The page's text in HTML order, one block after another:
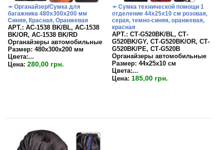
➛ Органайзер/Сумка для
багажника 480х300х200 мм
Синяя, Красная, Оранжевая
APT.: АС-1538 BK/BL, АС-1538
BK/OR, АС-1538 BK/RD
Органайзеры автомобильные
Размер: 480х300х200 мм
Цвета:...
Цена: 280,00 грн.
➛ Сумка технической помощи 1
отделение 44х25х10 см розовая,
серая, темно-синяя, оранжевая,
красная
APT.: СТ-G520BK/BL, СТ-
G520BK/GY, СТ-G520BK/OR, СТ-
G520BK/PE, СТ-G520B
Органайзеры автомобильные
Размер: 44х25х10 см
Цвета:...
Цена: 185,00 грн.